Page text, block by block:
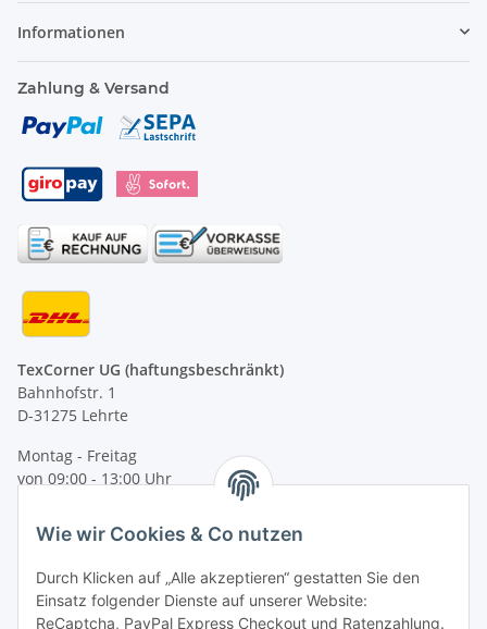
Informationen
Zahlung & Versand
TexCorner UG (haftungsbeschränkt)
Bahnhofstr. 1
D-31275 Lehrte
Montag - Freitag
von 09:00 - 13:00 Uhr
Tel: +49 (0) 5132 8230689
E-Mail:mail@texcorner.de
Wie wir Cookies & Co nutzen
Durch Klicken auf „Alle akzeptieren“ gestatten Sie den
Einsatz folgender Dienste auf unserer Website:
ReCaptcha, PayPal Express Checkout und Ratenzahlung.